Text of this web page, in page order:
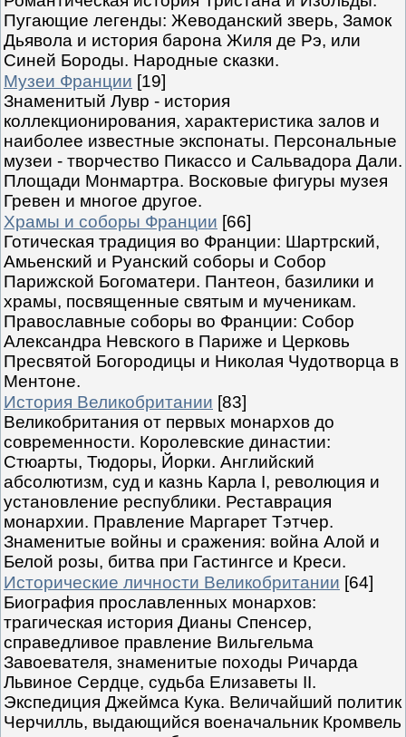
Пугающие легенды: Жеводанский зверь, Замок
Дьявола и история барона Жиля де Рэ, или
Синей Бороды. Народные сказки.
Музеи Франции [19]
Знаменитый Лувр - история
коллекционирования, характеристика залов и
наиболее известные экспонаты. Персональные
музеи - творчество Пикассо и Сальвадора Дали.
Площади Монмартра. Восковые фигуры музея
Гревен и многое другое.
Храмы и соборы Франции [66]
Готическая традиция во Франции: Шартрский,
Амьенский и Руанский соборы и Собор
Парижской Богоматери. Пантеон, базилики и
храмы, посвященные святым и мученикам.
Православные соборы во Франции: Собор
Александра Невского в Париже и Церковь
Пресвятой Богородицы и Николая Чудотворца в
Ментоне.
История Великобритании [83]
Великобритания от первых монархов до
современности. Королевские династии:
Стюарты, Тюдоры, Йорки. Английский
абсолютизм, суд и казнь Карла I, революция и
установление республики. Реставрация
монархии. Правление Маргарет Тэтчер.
Знаменитые войны и сражения: война Алой и
Белой розы, битва при Гастингсе и Креси.
Исторические личности Великобритании [64]
Биография прославленных монархов:
трагическая история Дианы Спенсер,
справедливое правление Вильгельма
Завоевателя, знаменитые походы Ричарда
Львиное Сердце, судьба Елизаветы II.
Экспедиция Джеймса Кука. Величайший политик
Черчилль, выдающийся военачальник Кромвель